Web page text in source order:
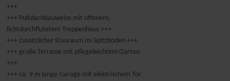
+++
+++ Pultdachbauweise mit offenem,
lichtdurchflutetem Treppenhaus +++
+++ zusätzlicher Stauraum im Spitzboden +++
+++ große Terrasse mit pflegeleichtem Garten
+++
+++ ca. 9 m lange Garage mit elektrischem Tor